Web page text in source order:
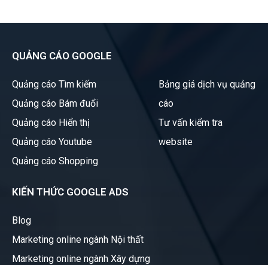
QUẢNG CÁO GOOGLE
Quảng cáo Tìm kiếm
Quảng cáo Bám đuổi
Quảng cáo Hiển thị
Quảng cáo Youtube
Quảng cáo Shopping
Bảng giá dịch vụ quảng
cáo
Tư vấn kiểm tra
website
KIẾN THỨC GOOGLE ADS
Blog
Marketing online ngành Nội thất
Marketing online ngành Xây dựng